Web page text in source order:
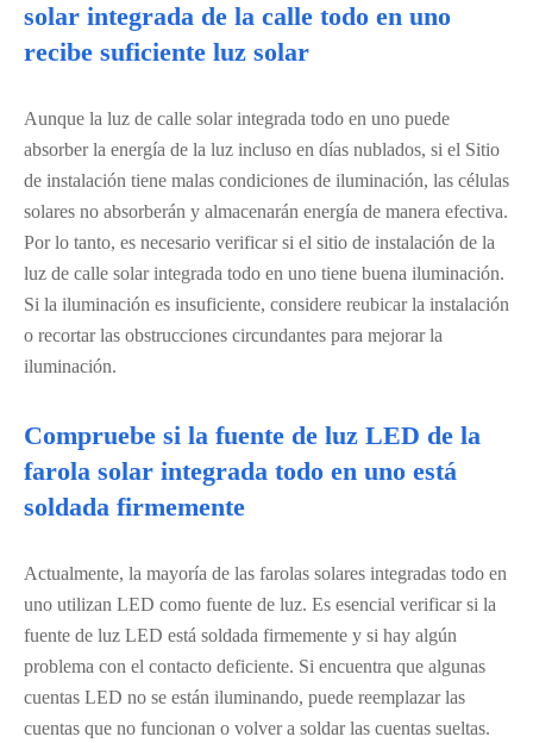
solar integrada de la calle todo en uno
recibe suficiente luz solar
Aunque la luz de calle solar integrada todo en uno puede
absorber la energía de la luz incluso en días nublados, si el Sitio
de instalación tiene malas condiciones de iluminación, las células
solares no absorberán y almacenarán energía de manera efectiva.
Por lo tanto, es necesario verificar si el sitio de instalación de la
luz de calle solar integrada todo en uno tiene buena iluminación.
Si la iluminación es insuficiente, considere reubicar la instalación
o recortar las obstrucciones circundantes para mejorar la
iluminación.
Compruebe si la fuente de luz LED de la
farola solar integrada todo en uno está
soldada firmemente
Actualmente, la mayoría de las farolas solares integradas todo en
uno utilizan LED como fuente de luz. Es esencial verificar si la
fuente de luz LED está soldada firmemente y si hay algún
problema con el contacto deficiente. Si encuentra que algunas
cuentas LED no se están iluminando, puede reemplazar las
cuentas que no funcionan o volver a soldar las cuentas sueltas.